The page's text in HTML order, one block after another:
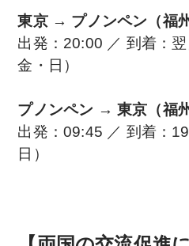
東京 → プノンペン（福州
出発：20:00 ／ 到着：
金・日）
プノンペン → 東京（福州
出発：09:45 ／ 到着：
日）